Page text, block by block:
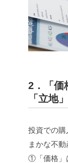
2．「価
「立地」
投資での
まかな不
①「価格」